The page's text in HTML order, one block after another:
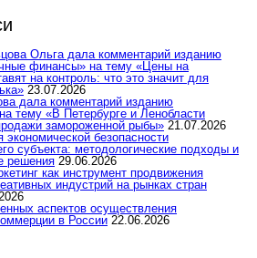
Ольга дала комментарий изданию
финансы» на тему «Цены на
на контроль: что это значит для
23.07.2026
дала комментарий изданию
тему «В Петербурге и Ленобласти
замороженной рыбы» 21.07.2026
экономической безопасности
субъекта: методологические подходы и
решения 29.06.2026
как инструмент продвижения
индустрий на рынках стран
аспектов осуществления
в России 22.06.2026